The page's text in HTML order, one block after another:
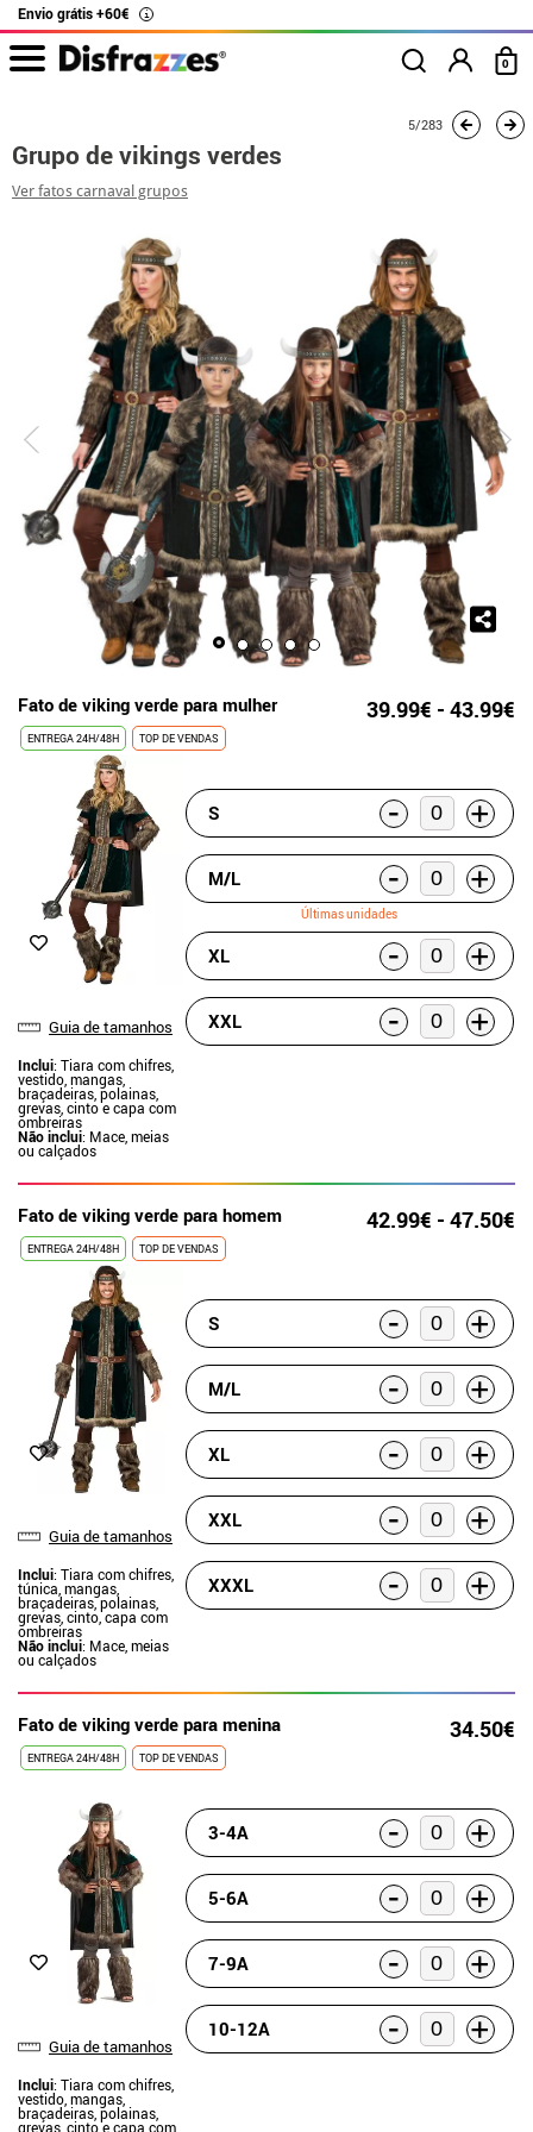
Envio grátis +60€ i
0
5/283
Grupo de vikings verdes
Ver fatos carnaval grupos
Fato de viking verde para mulher 39.99€ - 43.99€
ENTREGA 24H/48H TOP DE VENDAS
Guia de tamanhos
Inclui: Tiara com chifres,
vestido, mangas,
braçadeiras, polainas,
grevas, cinto e capa com
ombreiras
Não inclui: Mace, meias
ou calçados
S - +
M/L - +
Últimas unidades
XL - +
XXL - +
Fato de viking verde para homem 42.99€ - 47.50€
ENTREGA 24H/48H TOP DE VENDAS
Guia de tamanhos
Inclui: Tiara com chifres,
túnica, mangas,
braçadeiras, polainas,
grevas, cinto, capa com
ombreiras
Não inclui: Mace, meias
ou calçados
S - +
M/L - +
XL - +
XXL - +
XXXL - +
Fato de viking verde para menina 34.50€
ENTREGA 24H/48H TOP DE VENDAS
Guia de tamanhos
Inclui: Tiara com chifres,
vestido, mangas,
braçadeiras, polainas,
grevas, cinto e capa com
3-4A - +
5-6A - +
7-9A - +
10-12A - +